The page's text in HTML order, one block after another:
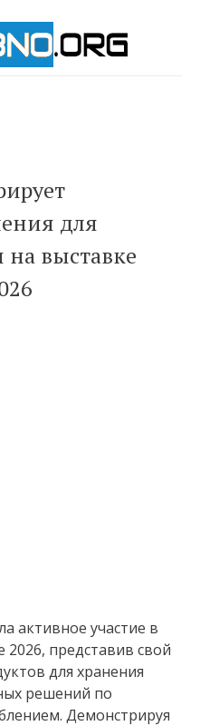
для
выставке
активное участие в
представив свой
для хранения
решений по
Демонстрируя